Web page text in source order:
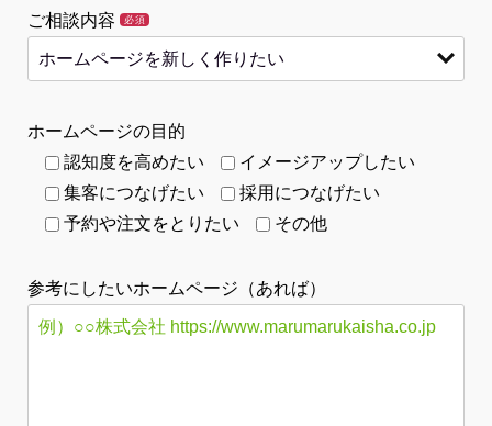
ご相談内容 必須
ホームページの目的
認知度を高めたい
イメージアップしたい
集客につなげたい
採用につなげたい
予約や注文をとりたい
その他
参考にしたいホームページ（あれば）